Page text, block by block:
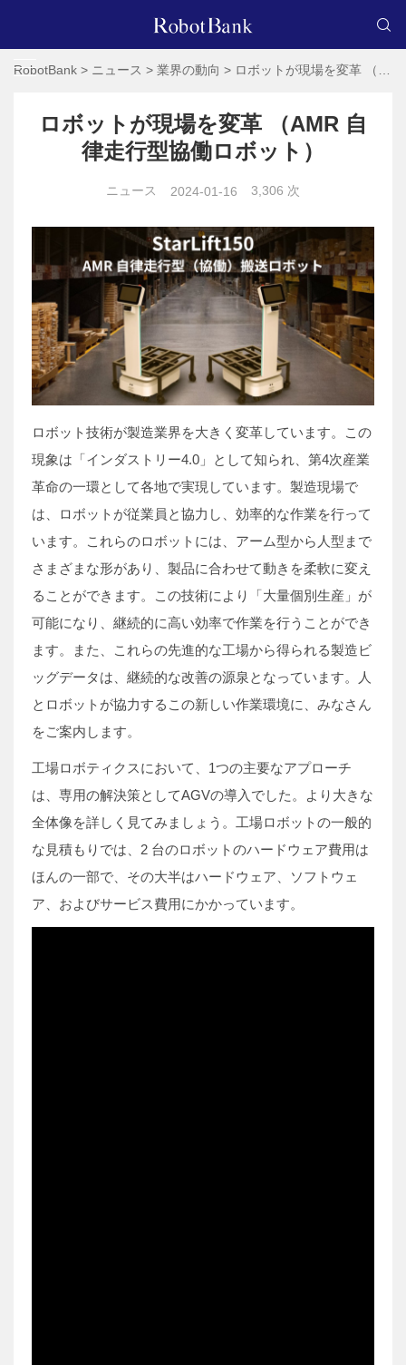
RobotBank > ニュース > 業界の動向 > ロボットが現場を変革 （AMR 自律走行型協働ロボット）
ロボットが現場を変革 （AMR 自
律走行型協働ロボット）
ニュース 2024-01-16 3,306 次
ロボット技術が製造業界を大きく変革しています。この
現象は「インダストリー4.0」として知られ、第4次産業
革命の一環として各地で実現しています。製造現場で
は、ロボットが従業員と協力し、効率的な作業を行って
います。これらのロボットには、アーム型から人型まで
さまざまな形があり、製品に合わせて動きを柔軟に変え
ることができます。この技術により「大量個別生産」が
可能になり、継続的に高い効率で作業を行うことができ
ます。また、これらの先進的な工場から得られる製造ビ
ッグデータは、継続的な改善の源泉となっています。人
とロボットが協力するこの新しい作業環境に、みなさん
をご案内します。
工場ロボティクスにおいて、1つの主要なアプローチ
は、専用の解決策としてAGVの導入でした。より大きな
全体像を詳しく見てみましょう。工場ロボットの一般的
な見積もりでは、2 台のロボットのハードウェア費用は
ほんの一部で、その大半はハードウェア、ソフトウェ
ア、およびサービス費用にかかっています。